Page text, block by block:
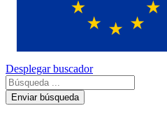
Desplegar buscador
Enviar búsqueda